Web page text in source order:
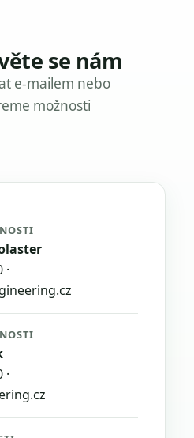
se nám
e-mailem nebo
možnosti
·
·